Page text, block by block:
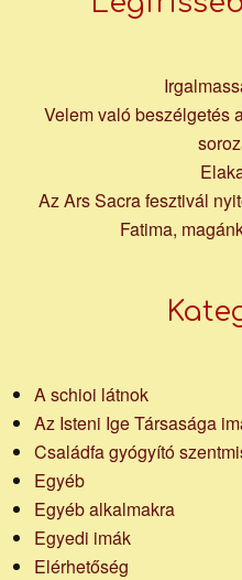
Velem való beszélgetés
Az Ars Sacra fesztivál
Fatima,
A schioi látnok
Az Isteni Ige Társasága
Családfa gyógyító
Egyéb
Egyéb alkalmakra
Egyedi imák
Elérhetőség